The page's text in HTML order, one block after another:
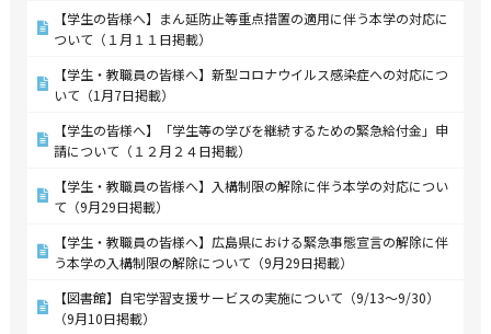
【学生の皆様へ】まん延防止等重点措置の適用に伴う本学の対応に
ついて（１月１１日掲載）
【学生・教職員の皆様へ】新型コロナウイルス感染症への対応につ
いて（1月7日掲載）
【学生の皆様へ】「学生等の学びを継続するための緊急給付金」申
請について（１２月２４日掲載）
【学生・教職員の皆様へ】入構制限の解除に伴う本学の対応につい
て（9月29日掲載）
【学生・教職員の皆様へ】広島県における緊急事態宣言の解除に伴
う本学の入構制限の解除について（9月29日掲載）
【図書館】自宅学習支援サービスの実施について（9/13～9/30）
（9月10日掲載）